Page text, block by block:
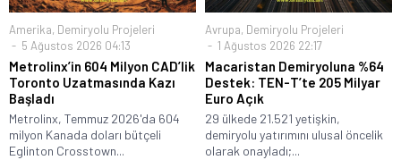
Amerika, Demiryolu Projeleri
5 Ağustos 2026 04:13
Metrolinx’in 604 Milyon CAD’lik
Toronto Uzatmasında Kazı
Başladı
Metrolinx, Temmuz 2026'da 604
milyon Kanada doları bütçeli
Eglinton Crosstown...
Avrupa, Demiryolu Projeleri
1 Ağustos 2026 22:17
Macaristan Demiryoluna %64
Destek: TEN-T’te 205 Milyar
Euro Açık
29 ülkede 21.521 yetişkin,
demiryolu yatırımını ulusal öncelik
olarak onayladı;...